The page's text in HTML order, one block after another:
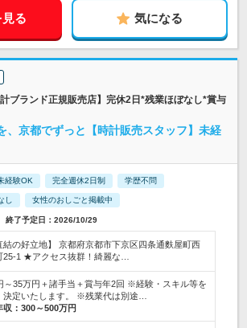
る 気になる
ブランド正規販売店】完休2日*残業ほぼなし*賞与
、京都でずっと【時計販売スタッフ】未経
経験OK 完全週休2日制 学歴不問
し 女性のおしごと掲載中
了予定日：2026/10/29
結の好立地】 京都府京都市下京区四条通麩屋町西
25-1 ★アクセス抜群！綺麗な…
～35万円＋諸手当＋賞与年2回 ※経験・スキル等を
決定いたします。 ※残業代は別途…
： 300～500万円